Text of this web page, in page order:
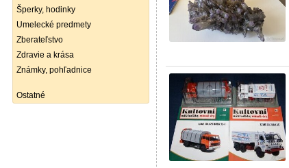
Šperky, hodinky
Umelecké predmety
Zberateľstvo
Zdravie a krása
Známky, pohľadnice
Ostatné